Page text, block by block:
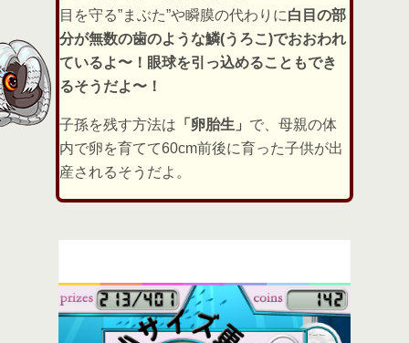
目を守る”まぶた”や瞬膜の代わりに白目の部
分が無数の歯のような鱗(うろこ)でおおわれ
ているよ〜！眼球を引っ込めることもでき
るそうだよ〜！
子孫を残す方法は 「卵胎生」 で、母親の体
内で卵を育てて60cm前後に育った子供が出
産されるそうだよ。